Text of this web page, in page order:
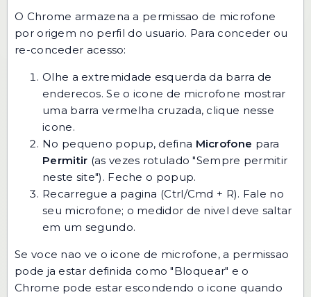
O Chrome armazena a permissao de microfone
por origem no perfil do usuario. Para conceder ou
re-conceder acesso:
Olhe a extremidade esquerda da barra de
enderecos. Se o icone de microfone mostrar
uma barra vermelha cruzada, clique nesse
icone.
No pequeno popup, defina Microfone para
Permitir (as vezes rotulado "Sempre permitir
neste site"). Feche o popup.
Recarregue a pagina (Ctrl/Cmd + R). Fale no
seu microfone; o medidor de nivel deve saltar
em um segundo.
Se voce nao ve o icone de microfone, a permissao
pode ja estar definida como "Bloquear" e o
Chrome pode estar escondendo o icone quando